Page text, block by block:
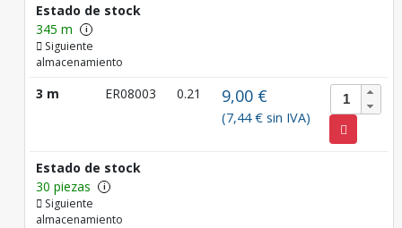
Estado de stock
345 m
i
Siguiente
almacenamiento
3 m ER08003 0.21 9,00 €
(7,44 € sin IVA)
Estado de stock
30 piezas
i
Siguiente
almacenamiento